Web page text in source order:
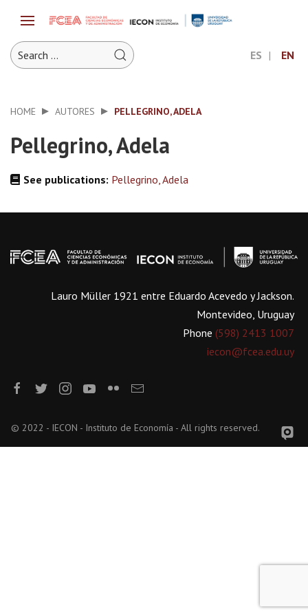
ES EN
HOME AUTORES PELLEGRINO, ADELA
Pellegrino, Adela
See publications: Pellegrino, Adela
Lauro Müller 1921 entre Eduardo Acevedo y Jackson.
Montevideo, Uruguay
Phone (598) 2413 1007
iecon@fcea.edu.uy
© 2022 - IECON - Instituto de Economía - All rights reserved.